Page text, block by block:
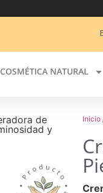
COSMÉTICA NATURAL
Inicio